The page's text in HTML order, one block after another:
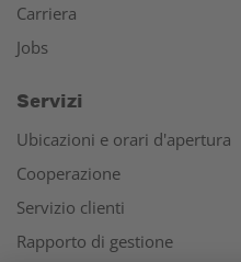
Carriera
Jobs
Servizi
Ubicazioni e orari d'apertura
Cooperazione
Servizio clienti
Rapporto di gestione